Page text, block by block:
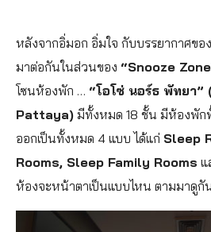
หลังจากอิ่มอก อิ่มใจ กับบรรยากาศของ
มาต่อกันในส่วนของ “Snooze
โซนห้องพัก … “โอโซ่ นอร์ธ พัทยา”
Pattaya) มีทั้งหมด 18 ชั้น มีห้องพัก
ออกเป็นทั้งหมด 4 แบบ ได้แก่ Sleep
Rooms, Sleep Family Rooms แ
ห้องจะหน้าตาเป็นแบบไหน ตามมาดูกั